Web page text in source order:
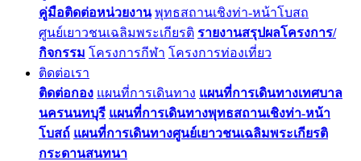
คู่มือติดต่อหน่วยงาน พุทธสถานเชิงท่า-หน้าโบสถ
ศูนย์เยาวชนเฉลิมพระเกียรติ รายงานสรุปผลโครงการ/
กิจกรรม โครงการกีฬา โครงการท่องเที่ยว
ติดต่อเรา
ติดต่อกอง แผนที่การเดินทาง แผนที่การเดินทางเทศบาล
นครนนทบุรี แผนที่การเดินทางพุทธสถานเชิงท่า-หน้า
โบสถ์ แผนที่การเดินทางศูนย์เยาวชนเฉลิมพระเกียรติ
กระดานสนทนา